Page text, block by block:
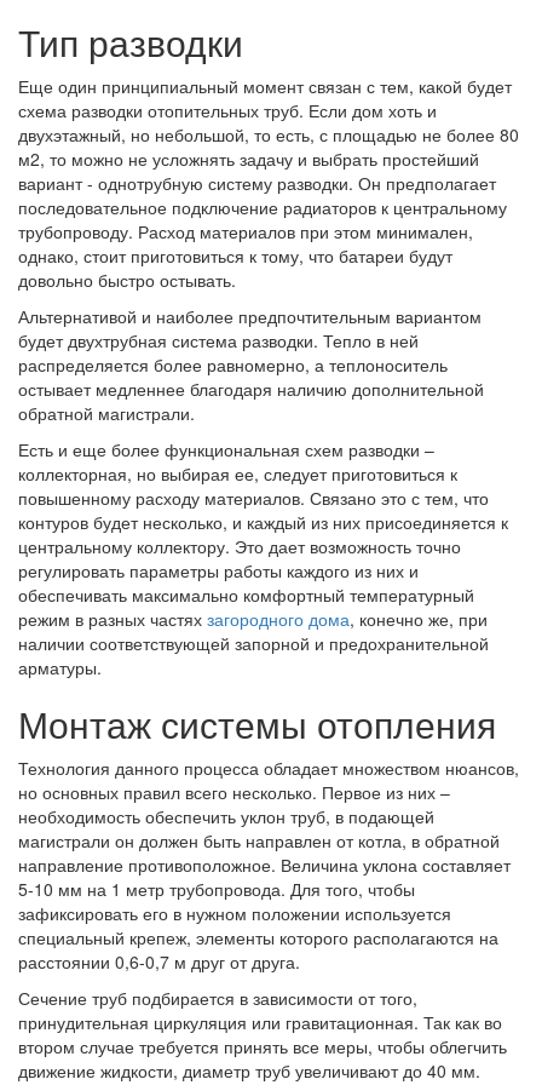
Тип разводки
Еще один принципиальный момент связан с тем, какой будет
схема разводки отопительных труб. Если дом хоть и
двухэтажный, но небольшой, то есть, с площадью не более 80
м2, то можно не усложнять задачу и выбрать простейший
вариант - однотрубную систему разводки. Он предполагает
последовательное подключение радиаторов к центральному
трубопроводу. Расход материалов при этом минимален,
однако, стоит приготовиться к тому, что батареи будут
довольно быстро остывать.
Альтернативой и наиболее предпочтительным вариантом
будет двухтрубная система разводки. Тепло в ней
распределяется более равномерно, а теплоноситель
остывает медленнее благодаря наличию дополнительной
обратной магистрали.
Есть и еще более функциональная схем разводки –
коллекторная, но выбирая ее, следует приготовиться к
повышенному расходу материалов. Связано это с тем, что
контуров будет несколько, и каждый из них присоединяется к
центральному коллектору. Это дает возможность точно
регулировать параметры работы каждого из них и
обеспечивать максимально комфортный температурный
режим в разных частях загородного дома, конечно же, при
наличии соответствующей запорной и предохранительной
арматуры.
Монтаж системы отопления
Технология данного процесса обладает множеством нюансов,
но основных правил всего несколько. Первое из них –
необходимость обеспечить уклон труб, в подающей
магистрали он должен быть направлен от котла, в обратной
направление противоположное. Величина уклона составляет
5-10 мм на 1 метр трубопровода. Для того, чтобы
зафиксировать его в нужном положении используется
специальный крепеж, элементы которого располагаются на
расстоянии 0,6-0,7 м друг от друга.
Сечение труб подбирается в зависимости от того,
принудительная циркуляция или гравитационная. Так как во
втором случае требуется принять все меры, чтобы облегчить
движение жидкости, диаметр труб увеличивают до 40 мм.